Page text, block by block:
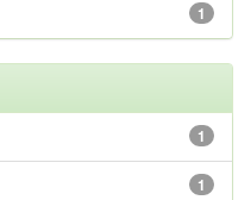
1
1
1